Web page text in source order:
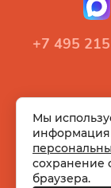
+7 495
Мы
информация
сохранение
браузера.